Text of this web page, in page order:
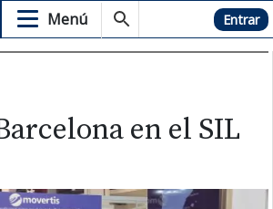
Menú Hemeroteca Entrar
en el SIL